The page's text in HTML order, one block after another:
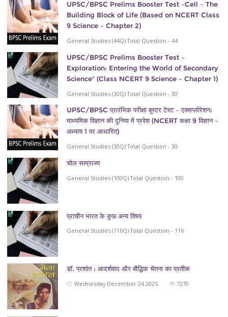
UPSC/BPSC Prelims Booster Test –Cell – The
Building Block of Life (Based on NCERT Class
9 Science – Chapter 2)
General Studies (44Q) Total Question - 44
UPSC/BPSC Prelims Booster Test –
Exploration: Entering the World of Secondary
Science" (Class NCERT 9 Science – Chapter 1)
General Studies (30Q) Total Question - 30
UPSC/BPSC प्रारंभिक परीक्षा बूस्टर टेस्ट – एक्सप्लोरेशन:
माध्यमिक विज्ञान की दुनिया में प्रवेश (NCERT कक्षा 9 विज्ञान –
अध्याय 1 पर आधारित)
General Studies (30Q) Total Question - 30
चोल साम्राज्य
General Studies (100Q) Total Question - 100
प्राचीन भारत के कुछ अन्य विषय
General Studies (116Q) Total Question - 116
डॉ. प्रशांत : आदर्शवाद और बौद्धिक चेतना का प्रतीक
Wednesday December 24 2025
7270